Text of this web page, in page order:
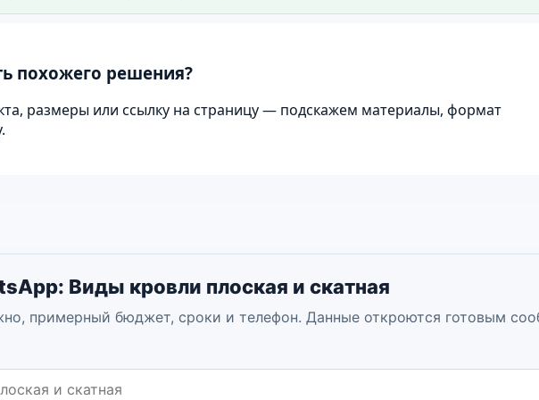
похожего решения?
размеры или ссылку на страницу — подскажем материалы, формат
Виды кровли плоская и скатная
примерный бюджет, сроки и телефон. Данные откроются готовым